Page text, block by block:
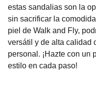
estas sandalias son la
sin sacrificar la
piel de Walk and Fly,
versátil y de alta calidad
personal. ¡Hazte con un
estilo en cada paso!